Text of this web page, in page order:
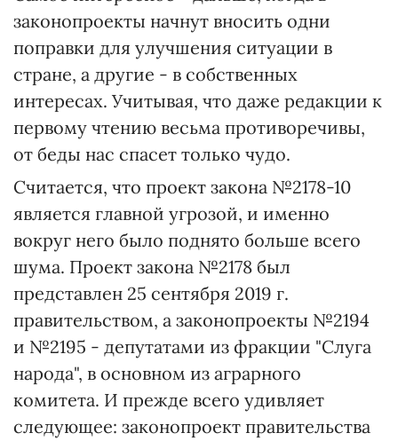
законопроекты начнут вносить одни
поправки для улучшения ситуации в
стране, а другие - в собственных
интересах. Учитывая, что даже редакции к
первому чтению весьма противоречивы,
от беды нас спасет только чудо.
Считается, что проект закона №2178-10
является главной угрозой, и именно
вокруг него было поднято больше всего
шума. Проект закона №2178 был
представлен 25 сентября 2019 г.
правительством, а законопроекты №2194
и №2195 - депутатами из фракции "Слуга
народа", в основном из аграрного
комитета. И прежде всего удивляет
следующее: законопроект правительства